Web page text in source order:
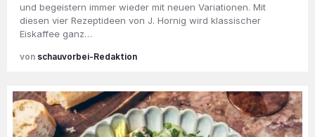
und begeistern immer wieder mit neuen Variationen. Mit
diesen vier Rezeptideen von J. Hornig wird klassischer
Eiskaffee ganz…
schauvorbei-Redaktion